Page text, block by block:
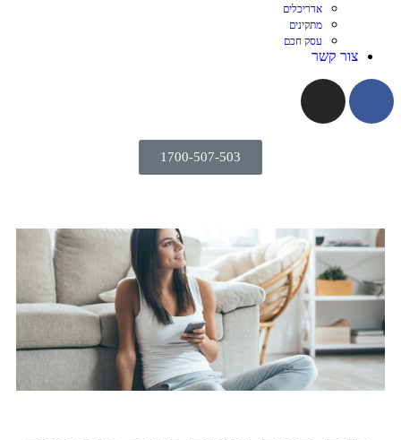
אדריכלים
מתקינים
עסק חכם
צור קשר
1700-507-503